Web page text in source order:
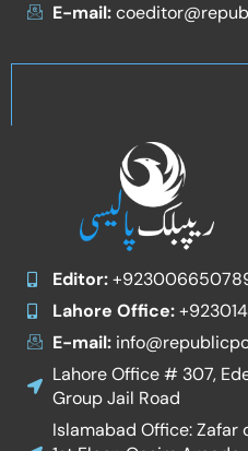
E-mail:
Editor:
Lahore Office:
E-mail:
Lahore Office # 307,
Group Jail Road
Islamabad Office: Zafar